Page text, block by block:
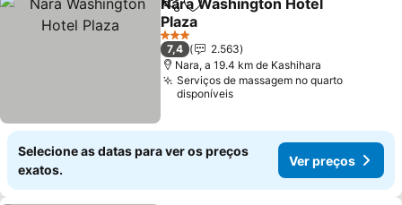
PartilharAdicionar aos favoritos
Nara Washington Hotel
Plaza
3 Estrelas
7,4
2.563
Nara, a 19.4 km de Kashihara
Serviços de massagem no quarto
disponíveis
Selecione as datas para ver os preços
exatos.
Ver preços